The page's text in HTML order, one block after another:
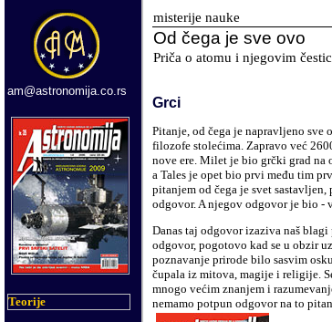
am@astronomija.co.rs
Teorije
misterije nauke
Od čega je sve ovo
Priča o atomu i njegovim
Grci
Pitanje, od čega je napravljeno
filozofe stolećima. Zapravo već
nove ere. Milet je bio grčki grad
a Tales je opet bio prvi među tim
pitanjem od čega je svet
odgovor. A njegov odgovor je bio -
Danas taj odgovor izaziva naš
odgovor, pogotovo kad se u obzir
poznavanje prirode bilo sasvim
čupala iz mitova, magije i religije.
mnogo većim znanjem i
nemamo potpun odgovor na to